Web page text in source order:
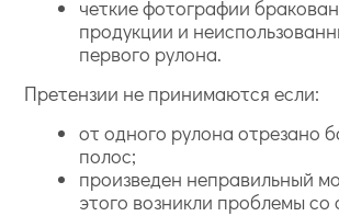
четкие фотографии
продукции и
первого рулона.
Претензии не принимаются если:
от одного рулона отрезано
полос;
произведен неправильный
этого возникли проблемы со